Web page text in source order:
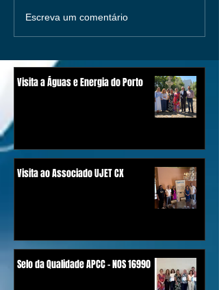
Escreva um comentário
Visita a Águas e Energia do Porto
Visita ao Associado UJET CX
Selo da Qualidade APCC - NOS 16990